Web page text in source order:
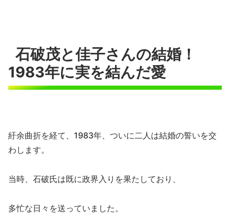
石破茂と佳子さんの結婚！
1983年に実を結んだ愛
紆余曲折を経て、1983年、ついに二人は結婚の誓いを交
わします。
当時、石破氏は既に政界入りを果たしており、
多忙な日々を送っていました。